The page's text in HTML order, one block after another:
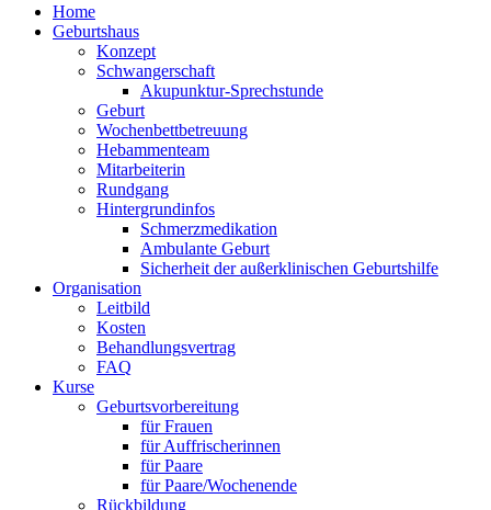
Home
Geburtshaus
Konzept
Schwangerschaft
Akupunktur-Sprechstunde
Geburt
Wochenbettbetreuung
Hebammenteam
Mitarbeiterin
Rundgang
Hintergrundinfos
Schmerzmedikation
Ambulante Geburt
Sicherheit der außerklinischen Geburtshilfe
Organisation
Leitbild
Kosten
Behandlungsvertrag
FAQ
Kurse
Geburtsvorbereitung
für Frauen
für Auffrischerinnen
für Paare
für Paare/Wochenende
Rückbildung